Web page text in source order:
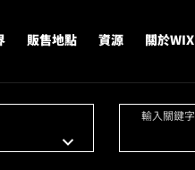
販售地點 資源 關於WIX
輸入關鍵字